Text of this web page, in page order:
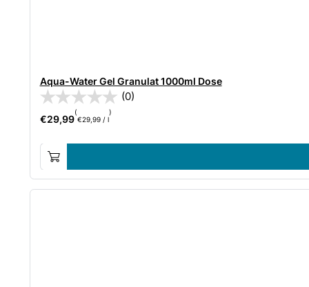
Aqua-Water Gel Granulat 1000ml Dose
(0)
€29,99
(
€29,99/ l
)